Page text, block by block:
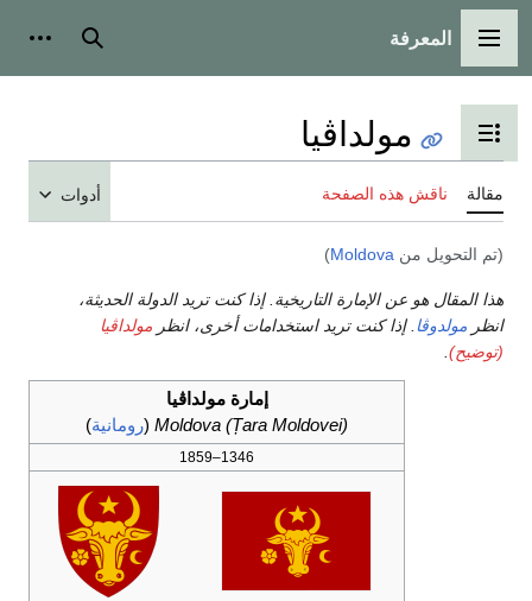
القائمة الرئيسية
المعرفة بحث
تبديل عرض جدول المحتويات
مولداڤيا
مقالة ناقش هذه الصفحة أدوات
(تم التحويل من Moldova
)
هذا المقال هو عن الإمارة التاريخية. إذا كنت تريد الدولة الحديثة،
انظر مولدوڤا . إذا كنت تريد استخدامات أخرى، انظر مولداڤيا
(توضيح)
إمارة مولداڤيا
Moldova (Țara Moldovei)
(رومانية)
1346–1859